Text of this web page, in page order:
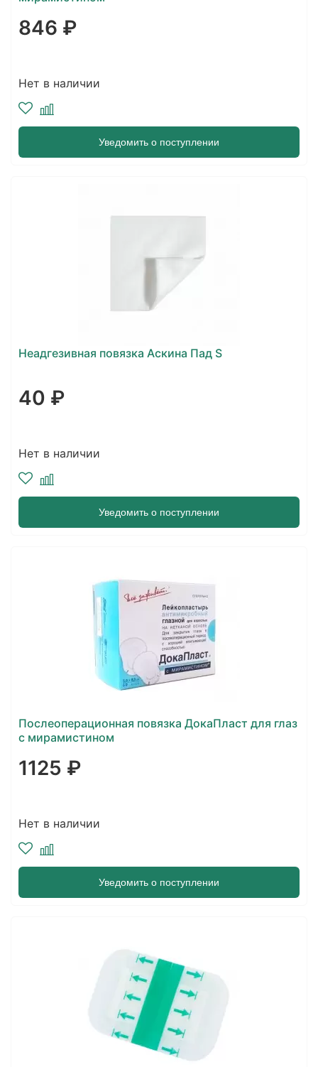
846 ₽
Нет в наличии
Уведомить о поступлении
Неадгезивная повязка Аскина Пад S
40 ₽
Нет в наличии
Уведомить о поступлении
Послеоперационная повязка ДокаПласт для глаз
с мирамистином
1125 ₽
Нет в наличии
Уведомить о поступлении